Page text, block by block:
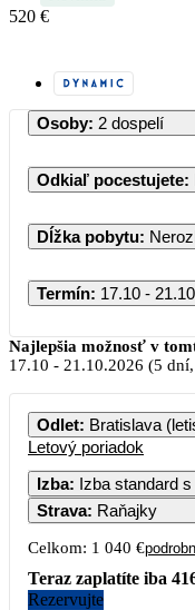
520 €
Osoby: 2 dospelí
Odkiaľ pocestujete:
Dĺžka pobytu:
Termín: 17.10 -
PO UT
5
12
736
13
668
Najlepšia možnosť v
17.10 - 21.10.2026 (5
Odlet: Bratislava
Letový poriadok
Izba:
Strava: Raňajky
Celkom: 1 040 €
Teraz zaplatíte iba
Rezervujte